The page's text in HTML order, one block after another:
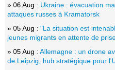
» 06 Aug : Ukraine : évacuation
attaques russes à Kramatorsk
» 05 Aug : "La situation est
jeunes migrants en attente de
» 05 Aug : Allemagne : un drone
de Leipzig, hub stratégique pour